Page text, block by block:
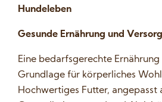
Hundeleben
Gesunde Ernährung und
Eine bedarfsgerechte
Grundlage für körperliches
Hochwertiges Futter, angepasst